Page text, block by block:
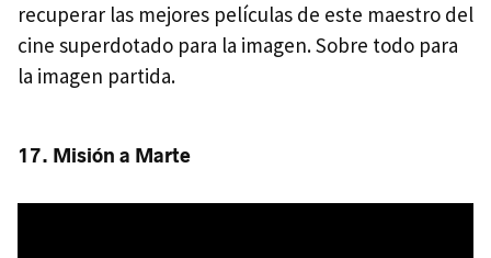
recuperar las mejores películas de este maestro del
cine superdotado para la imagen. Sobre todo para
la imagen partida.
17. Misión a Marte